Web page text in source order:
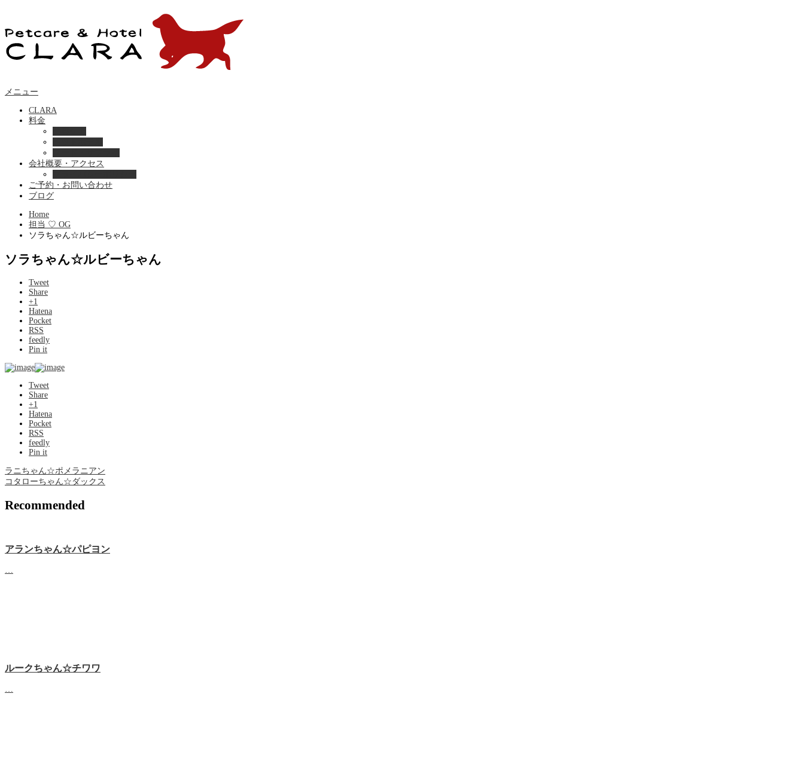
メニュー
CLARA
料金
会社概要・アクセス
ご予約・お問い合わせ
ブログ
Home
担当 ♡ OG
ソラちゃん☆ルビーちゃん
ソラちゃん☆ルビーちゃん
Tweet
Share
+1
Hatena
Pocket
RSS
feedly
Pin it
Tweet
Share
+1
Hatena
Pocket
RSS
feedly
Pin it
ラニちゃん☆ポメラニアン
コタローちゃん☆ダックス
Recommended
アランちゃん☆パピヨン
ルークちゃん☆チワワ